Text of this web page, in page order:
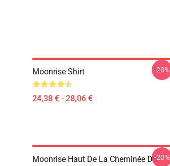
Moonrise Shirt
24,38 € - 28,06 €
-20%
Moonrise Haut De La Cheminée Du-20%